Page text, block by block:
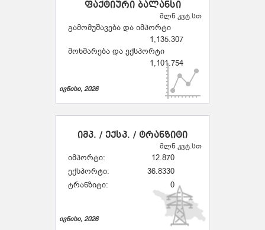
ფაქტიური ბალანსი
მლნ კვტ.სთ
გამომუშავება და იმპორტი
1,135.307
მოხმარება და ექსპორტი
1,101.754
ივნისი, 2026
იმპ. / ექსპ. / ტრანზიტი
მლნ კვტ.სთ
იმპორტი:
12.870
ექსპორტი:
36.8330
ტრანზიტი:
0
ივნისი, 2026